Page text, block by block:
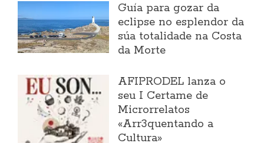
Guía para gozar da
eclipse no esplendor da
súa totalidade na Costa
da Morte
AFIPRODEL lanza o
seu I Certame de
Microrrelatos
«Arr3quentando a
Cultura»